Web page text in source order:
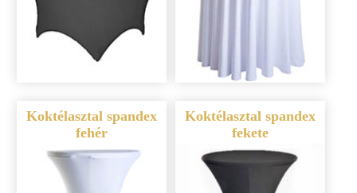
Koktélasztal spandex
fehér
Koktélasztal spandex
fekete